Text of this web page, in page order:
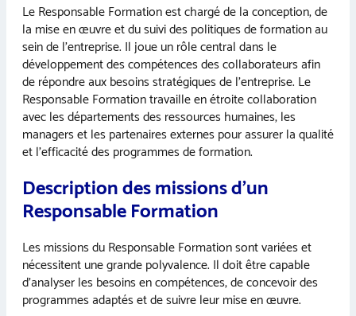
Le Responsable Formation est chargé de la conception, de
la mise en œuvre et du suivi des politiques de formation au
sein de l’entreprise. Il joue un rôle central dans le
développement des compétences des collaborateurs afin
de répondre aux besoins stratégiques de l’entreprise. Le
Responsable Formation travaille en étroite collaboration
avec les départements des ressources humaines, les
managers et les partenaires externes pour assurer la qualité
et l’efficacité des programmes de formation.
Description des missions d’un
Responsable Formation
Les missions du Responsable Formation sont variées et
nécessitent une grande polyvalence. Il doit être capable
d’analyser les besoins en compétences, de concevoir des
programmes adaptés et de suivre leur mise en œuvre.